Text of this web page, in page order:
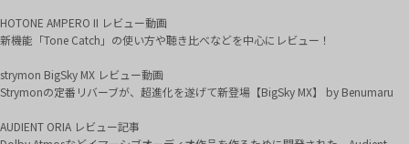
HOTONE AMPERO II レビュー動画
新機能「Tone Catch」の使い方や聴き比べなどを中心にレビュー！
strymon BigSky MX レビュー動画
Strymonの定番リバーブが、超進化を遂げて新登場【BigSky MX】 by Benumaru
AUDIENT ORIA レビュー記事